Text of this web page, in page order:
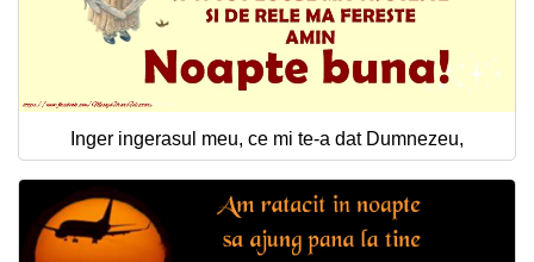
Inger ingerasul meu, ce mi te-a dat Dumnezeu,